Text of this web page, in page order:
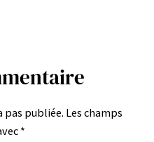
pas publiée. Les champs
*